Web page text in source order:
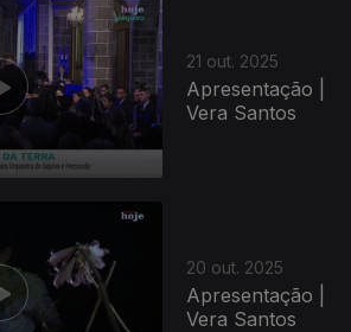
21 out. 2025
Apresentação |
Vera Santos
20 out. 2025
Apresentação |
Vera Santos